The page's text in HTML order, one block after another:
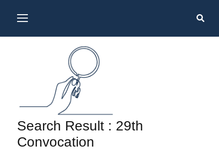
Search Result : 29th
Convocation